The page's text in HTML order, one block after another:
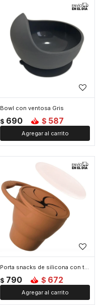
Bowl con ventosa Gris
$ 690 $ 587
Porta snacks de silicona con tapa Marrón
$ 790 $ 672